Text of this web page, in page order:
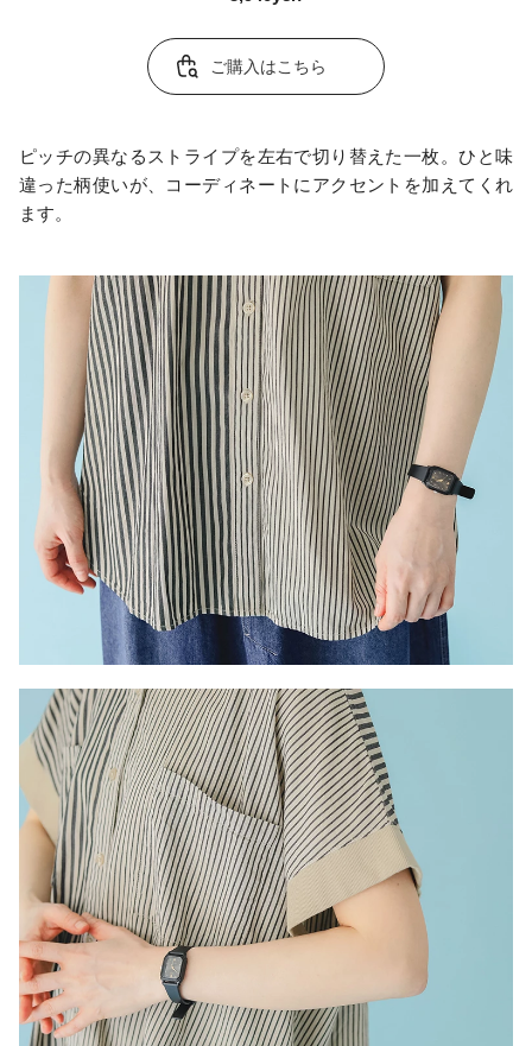
ご購入はこちら
ピッチの異なるストライプを左右で切り替えた一枚。ひと味
違った柄使いが、コーディネートにアクセントを加えてくれ
ます。